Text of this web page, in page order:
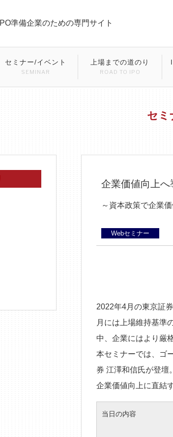
IPO準備企業のための専門サイト
セミナー/イベント
SEMINAR
上場までの道のり
ROAD TO IPO
セミ
企業価値向上へ
～資本政策で企業
Webセミナー
2022年4月の東京証
月には上場維持基準
中、企業にはより厳
本セミナーでは、ゴ
券 江澤和信氏が登壇
企業価値向上に直結
当日の内容